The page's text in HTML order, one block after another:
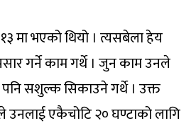
मा भएको थियो । त्यसबेला हेय
गर्ने काम गर्थे । जुन काम उनले
सशुल्क सिकाउने गर्थे । उक्त
उनलाई एकैचोटि २० घण्टाको लागि